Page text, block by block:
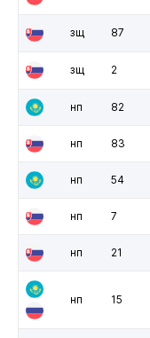
зщ 87
зщ 2
нп 82
нп 83
нп 54
нп 7
нп 21
нп 15